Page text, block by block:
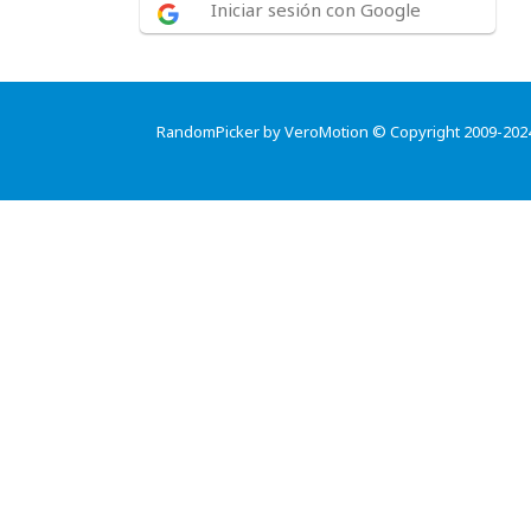
Iniciar sesión con Google
RandomPicker by VeroMotion © Copyright 2009-